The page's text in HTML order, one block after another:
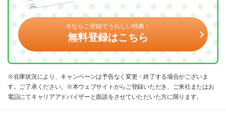
今ならご登録でうれしい特典！
無料登録はこちら
※在庫状況により、キャンペーンは予告なく変更・終了する場合がございま
す。ご了承ください。※本ウェブサイトからご登録いただき、ご来社またはお
電話にてキャリアアドバイザーと面談をさせていただいた方に限ります。